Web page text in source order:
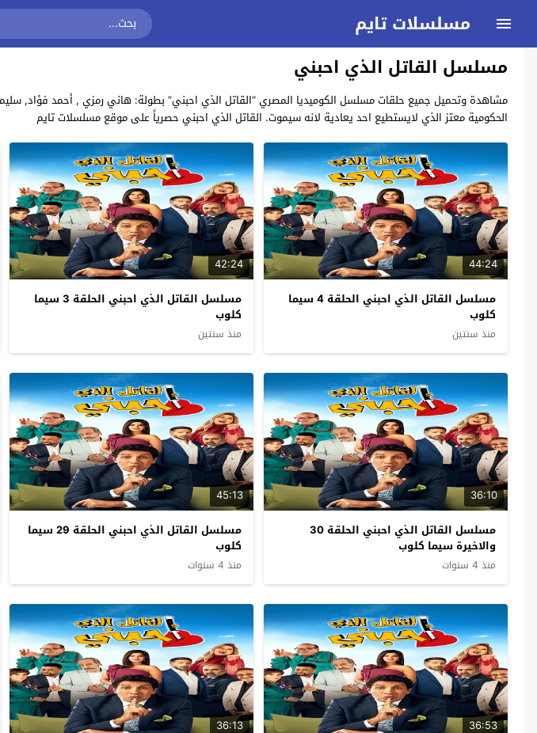
مسلسلات تايم
مسلسل القاتل الذي احبني
الحكومية معتز الذي لايستطيع احد يعادية لانه سيموت. القاتل الذي احبني حصرياً على موقع مسلسلات تايم
44:24
مسلسل القاتل الذي احبني الحلقة 4 سيما
كلوب
منذ سنتين
42:24
مسلسل القاتل الذي احبني الحلقة 3 سيما
كلوب
منذ سنتين
36:10
مسلسل القاتل الذي احبني الحلقة 30
والاخيرة سيما كلوب
منذ 4 سنوات
45:13
مسلسل القاتل الذي احبني الحلقة 29 سيما
كلوب
منذ 4 سنوات
36:53
36:13